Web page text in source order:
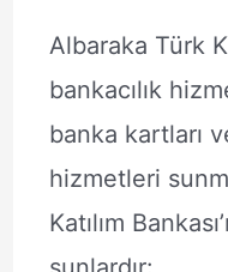
Albaraka Türk
bankacılık
banka kartları
hizmetleri
Katılım